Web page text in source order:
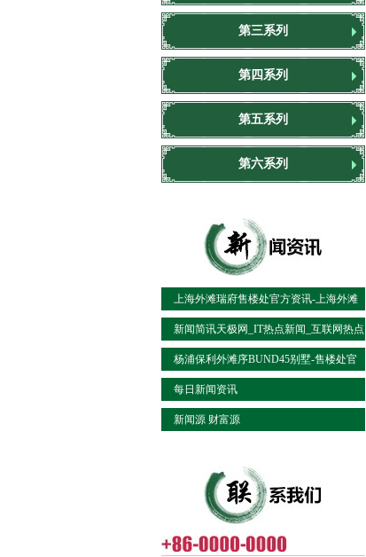
第三系列
第四系列
第五系列
第六系列
上海外滩瑞府售楼处官方资讯-上海外滩
瑞府楼盘头条新闻-全面介
新闻简讯天极网_IT热点新闻_互联网热点
杨浦保利外滩序BUND45别墅-售楼处官
方资讯！保利外滩序头
每日新闻资讯
新闻源 财富源